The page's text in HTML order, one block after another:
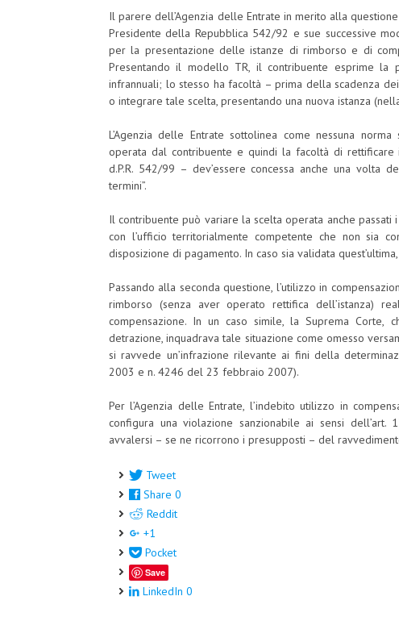
Il parere dell’Agenzia delle Entrate in merito alla
Presidente della Repubblica 542/92 e sue successive
per la presentazione delle istanze di rimborso e di
Presentando il modello TR, il contribuente esprime la
infrannuali; lo stesso ha facoltà – prima della scadenza
o integrare tale scelta, presentando una nuova istanza
L’Agenzia delle Entrate sottolinea come nessuna
operata dal contribuente e quindi la facoltà di
d.P.R. 542/99 – dev’essere concessa anche una volta
termini”.
Il contribuente può variare la scelta operata anche
con l’ufficio territorialmente competente che non sia
disposizione di pagamento. In caso sia validata
Passando alla seconda questione, l’utilizzo in
rimborso (senza aver operato rettifica dell’istanza)
compensazione. In un caso simile, la Suprema Corte,
detrazione, inquadrava tale situazione come omesso
si ravvede un’infrazione rilevante ai fini della
2003 e n. 4246 del 23 febbraio 2007).
Per l’Agenzia delle Entrate, l’indebito utilizzo in
configura una violazione sanzionabile ai sensi
avvalersi – se ne ricorrono i presupposti – del
Tweet
Share 0
Reddit
+1
Pocket
Save
LinkedIn 0